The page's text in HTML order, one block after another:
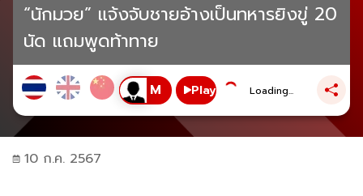
“นักมวย” แจ้งจับชายอ้างเป็นทหารยิงขู่ 20
นัด แถมพูดท้าทาย
Play Loading...
10 ก.ค. 2567